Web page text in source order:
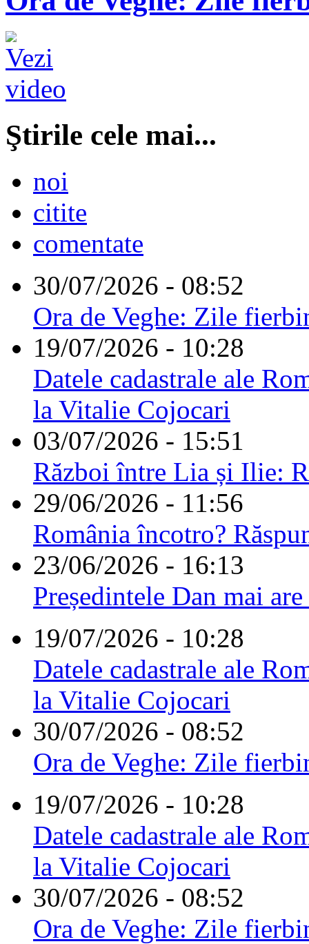
Ştirile cele mai...
noi
citite
comentate
30/07/2026 - 08:52
Ora de Veghe: Zile
19/07/2026 - 10:28
Datele cadastrale ale
la Vitalie Cojocari
03/07/2026 - 15:51
Război între Lia și Ilie:
29/06/2026 - 11:56
România încotro?
23/06/2026 - 16:13
Președintele Dan mai
19/07/2026 - 10:28
Datele cadastrale ale
la Vitalie Cojocari
30/07/2026 - 08:52
Ora de Veghe: Zile
19/07/2026 - 10:28
Datele cadastrale ale
la Vitalie Cojocari
30/07/2026 - 08:52
Ora de Veghe: Zile